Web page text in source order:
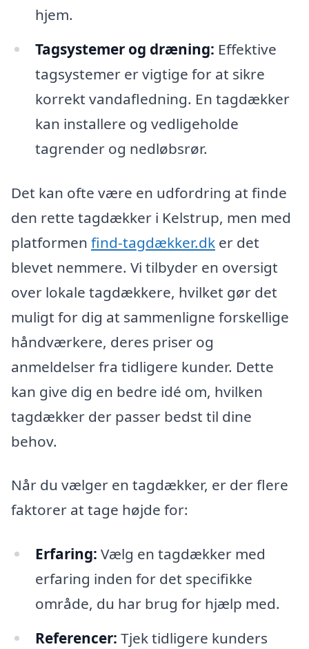
hjem.
Tagsystemer og dræning: Effektive
tagsystemer er vigtige for at sikre
korrekt vandafledning. En tagdækker
kan installere og vedligeholde
tagrender og nedløbsrør.
Det kan ofte være en udfordring at finde
den rette tagdækker i Kelstrup, men med
platformen find-tagdækker.dk er det
blevet nemmere. Vi tilbyder en oversigt
over lokale tagdækkere, hvilket gør det
muligt for dig at sammenligne forskellige
håndværkere, deres priser og
anmeldelser fra tidligere kunder. Dette
kan give dig en bedre idé om, hvilken
tagdækker der passer bedst til dine
behov.
Når du vælger en tagdækker, er der flere
faktorer at tage højde for:
Erfaring: Vælg en tagdækker med
erfaring inden for det specifikke
område, du har brug for hjælp med.
Referencer: Tjek tidligere kunders